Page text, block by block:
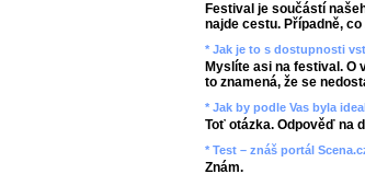
Festival je součástí
najde cestu. Případně,
* Jak je to s dostupnosti
Myslíte asi na festival. O
to znamená, že se
* Jak by podle Vas byla
Toť otázka. Odpověď na
* Test – znáš portál
Znám.